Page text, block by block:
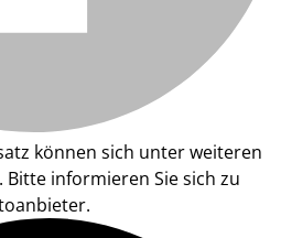
können sich unter weiteren
informieren Sie sich zu